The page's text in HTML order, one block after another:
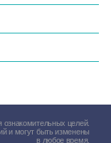
ознакомительных целей.
и могут быть изменены
в любое время.